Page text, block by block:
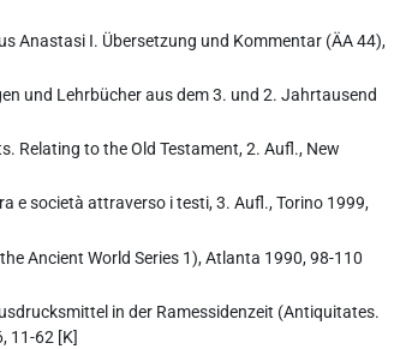
Anastasi I. Übersetzung und Kommentar (ÄA 44),
und Lehrbücher aus dem 3. und 2. Jahrtausend
Relating to the Old Testament, 2. Aufl., New
e società attraverso i testi, 3. Aufl., Torino 1999,
Ancient World Series 1), Atlanta 1990, 98-110
in der Ramessidenzeit (Antiquitates.
11-62 [K]